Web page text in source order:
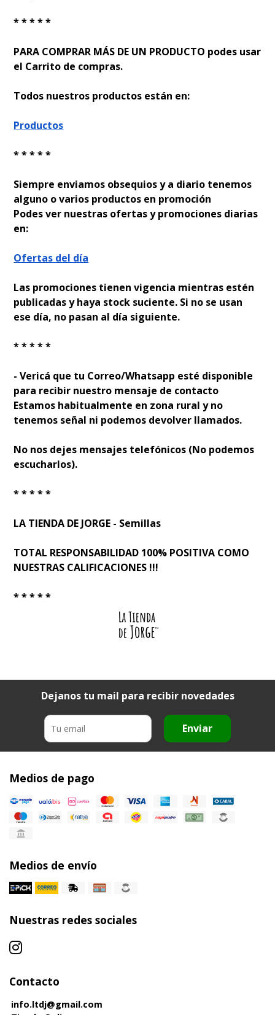
* * * * *
PARA COMPRAR MÁS DE UN PRODUCTO podes usar
el Carrito de compras.
Todos nuestros productos están en:
Productos
* * * * *
Siempre enviamos obsequios y a diario tenemos
alguno o varios productos en promoción
Podes ver nuestras ofertas y promociones diarias
en:
Ofertas del día
Las promociones tienen vigencia mientras estén
publicadas y haya stock suficiente. Si no se usan
ese día, no pasan al día siguiente.
* * * * *
- Verificá que tu Correo/Whatsapp esté disponible
para recibir nuestro mensaje de contacto
Estamos habitualmente en zona rural y no
tenemos señal ni podemos devolver llamados.
No nos dejes mensajes telefónicos (No podemos
escucharlos).
* * * * *
LA TIENDA DE JORGE - Semillas
TOTAL RESPONSABILIDAD 100% POSITIVA COMO
NUESTRAS CALIFICACIONES !!!
* * * * *
Dejanos tu mail para recibir novedades
Enviar
Medios de pago
Medios de envío
Nuestras redes sociales
Contacto
info.ltdj@gmail.com